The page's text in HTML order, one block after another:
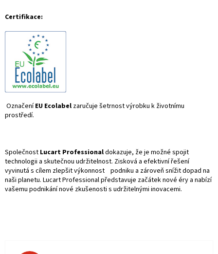
Certifikace:
OznačeníEU Ecolabel zaručuje šetrnost výrobku k životnímu
prostředí.
Společnost Lucart Professionaldokazuje, že je možné spojit
technologii a skutečnou udržitelnost. Zisková a efektivní řešení
vyvinutá s cílem zlepšit výkonnost podniku a zároveň snížit dopad na
naši planetu. Lucart Professional představuje začátek nové éry a nabízí
vašemu podnikání nové zkušenosti s udržitelnými inovacemi.